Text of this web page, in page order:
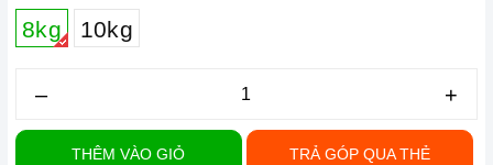
8kg 10kg
– +
THÊM VÀO GIỎ TRẢ GÓP QUA THẺ